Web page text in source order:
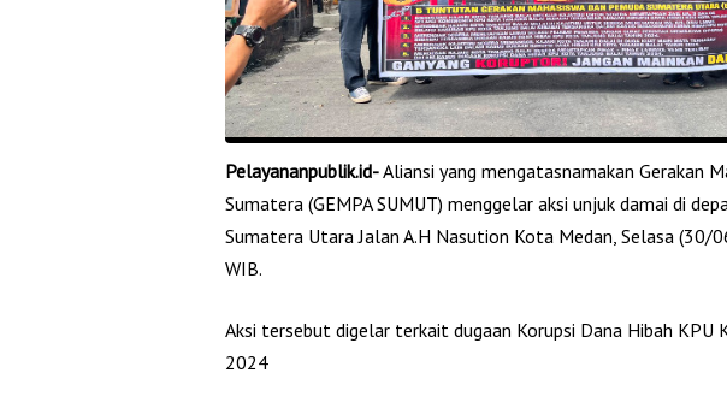
Pelayananpublik.id-‎Aliansi yang mengatasnamakan Gerakan
Sumatera (GEMPA SUMUT) menggelar aksi unjuk damai di
Sumatera Utara Jalan A.H Nasution Kota Medan, Selasa (30/
WIB.
Aksi tersebut digelar terkait dugaan Korupsi Dana Hibah KPU
2024